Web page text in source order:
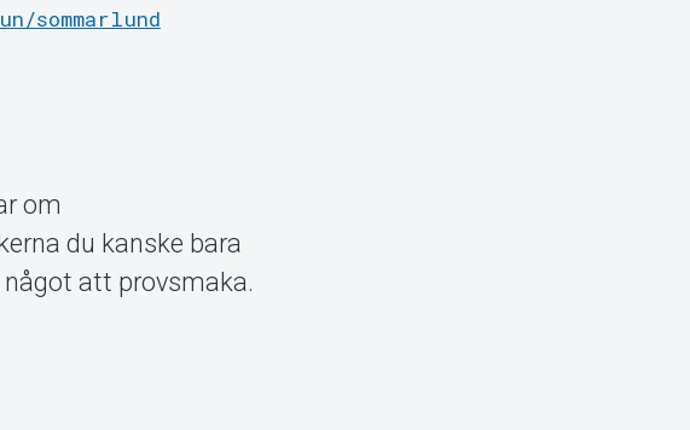
sommarlund
om
du kanske bara
att provsmaka.